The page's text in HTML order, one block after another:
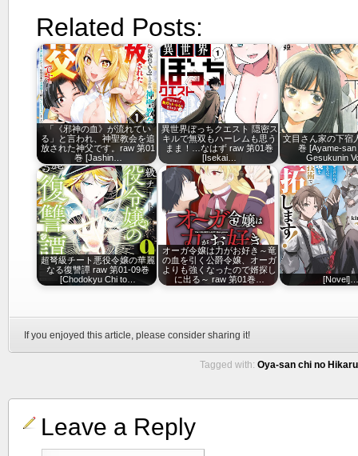
Related Posts:
「《邪神の血》が流れてい
る」と言われ、神聖教会を追
放された神父です。raw 第01
巻 [Jashin…
異世界ぼっちクエスト 隠密ス
キルで無双もハーレムも思う
まま！…なはず raw 第01巻
[Isekai…
文目さん家の下宿
巻 [Ayame-san
Gesukunin
超弩級チート悪役令嬢の華麗
なる復讐譚 raw 第01-09巻
[Chodokyu Chi to…
オーガ令嬢は力がお好き～竜
の血を引く公爵令嬢、オーガ
よりも強くなったので婿探し
に出る～ raw 第01巻…
If you enjoyed this article, please consider sharing it!
Tagged with: Oya-san chi no
Leave a Reply